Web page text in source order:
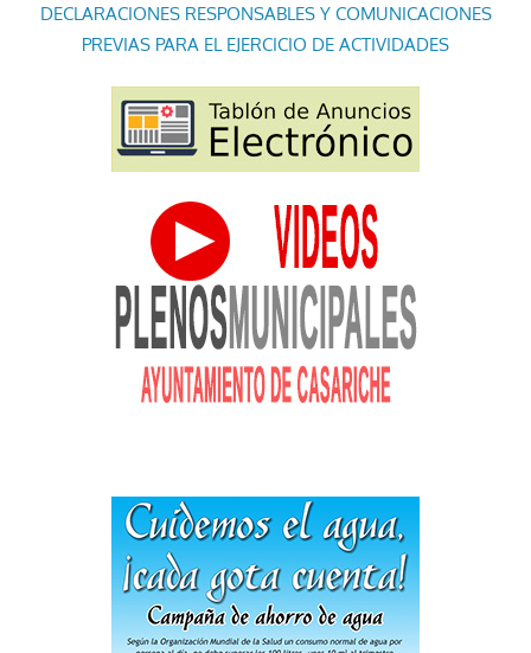
DECLARACIONES RESPONSABLES Y COMUNICACIONES
PREVIAS PARA EL EJERCICIO DE ACTIVIDADES